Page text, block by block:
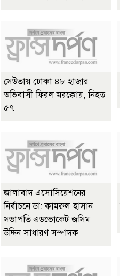
সেউতায় ঢোকা ৪৮ হাজার
অভিবাসী ফিরল মরক্কোয়, নিহত
৫৭
জালাবাদ এসোসিয়েশনের
নির্বাচনে ডা: কামরুল হাসান
সভাপতি এডভোকেট জসিম
উদ্দিন সাধারণ সম্পাদক